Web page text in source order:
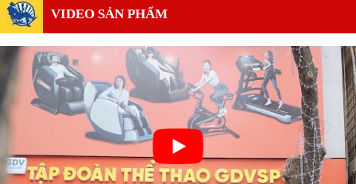
VIDEO SẢN PHẨM